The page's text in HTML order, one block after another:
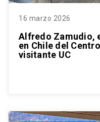
16 marzo 2026
Alfredo Zamudio,
en Chile del
visitante UC